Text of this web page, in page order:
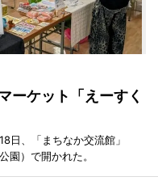
ーケット「えーすく
日、「まちなか交流館」
園）で開かれた。